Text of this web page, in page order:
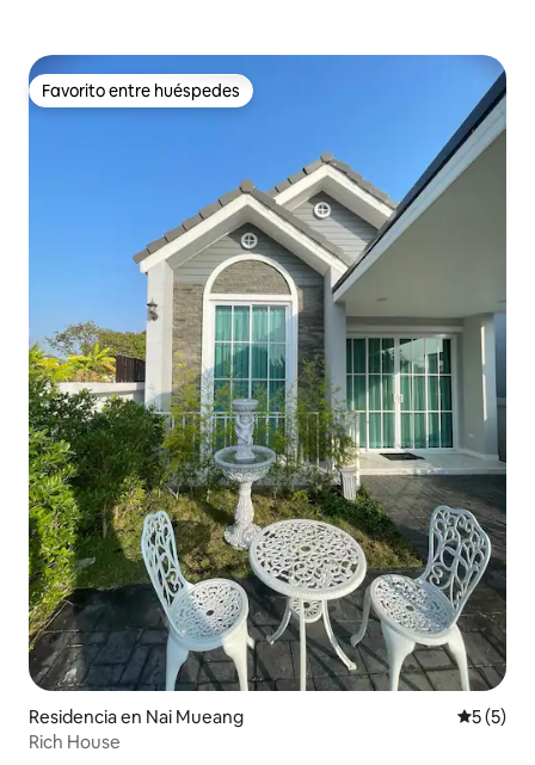
Favorito entre huéspedes
Favorito entre huéspedes
Residencia en Nai Mueang
5 (5)
Rich House